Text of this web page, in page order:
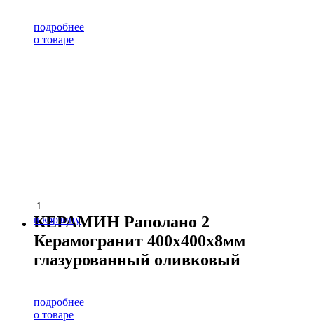
подробнее
о товаре
в корзину
КЕРАМИН Раполано 2
Керамогранит 400х400х8мм
глазурованный оливковый
подробнее
о товаре